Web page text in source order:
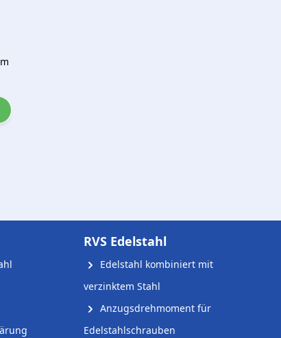
RVS Edelstahl
Edelstahl kombiniert mit
verzinktem Stahl
Anzugsdrehmoment für
Edelstahlschrauben